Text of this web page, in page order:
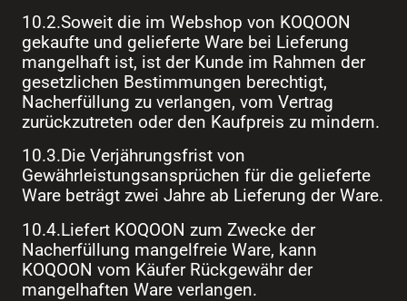
10.2.Soweit die im Webshop von KOQOON
gekaufte und gelieferte Ware bei Lieferung
mangelhaft ist, ist der Kunde im Rahmen der
gesetzlichen Bestimmungen berechtigt,
Nacherfüllung zu verlangen, vom Vertrag
zurückzutreten oder den Kaufpreis zu mindern.
10.3.Die Verjährungsfrist von
Gewährleistungsansprüchen für die gelieferte
Ware beträgt zwei Jahre ab Lieferung der Ware.
10.4.Liefert KOQOON zum Zwecke der
Nacherfüllung mangelfreie Ware, kann
KOQOON vom Käufer Rückgewähr der
mangelhaften Ware verlangen.